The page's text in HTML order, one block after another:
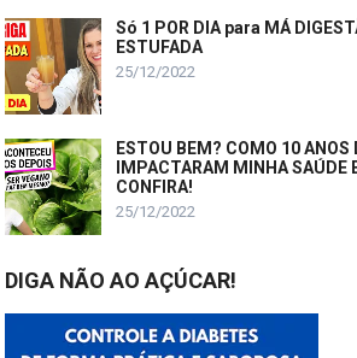
Só 1 POR DIA para MÁ
ESTUFADA
25/12/2022
ESTOU BEM? COMO 10 ANOS
IMPACTARAM MINHA SAÚDE
CONFIRA!
25/12/2022
DIGA NÃO AO AÇÚCAR!